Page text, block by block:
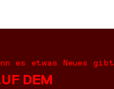
es etwas Neues gibt
DEM